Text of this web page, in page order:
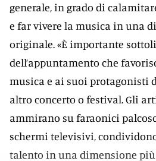
generale, in grado di
e far vivere la musica in una
originale. «È importante
dell’appuntamento che
musica e ai suoi protagonisti
altro concerto o festival. Gli
ammirano su faraonici
schermi televisivi,
talento in una dimensione